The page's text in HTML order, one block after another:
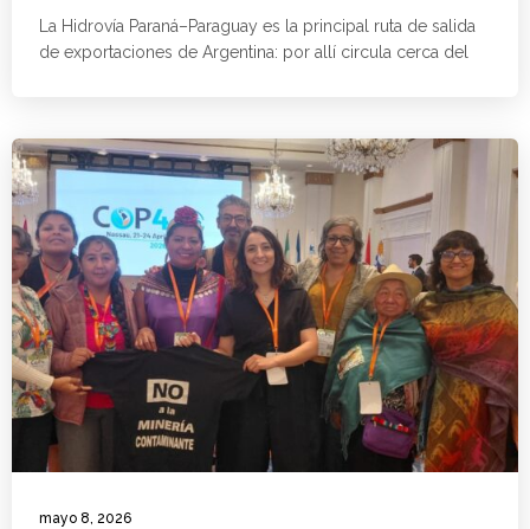
La Hidrovía Paraná–Paraguay es la principal ruta de salida
de exportaciones de Argentina: por allí circula cerca del
mayo 8, 2026